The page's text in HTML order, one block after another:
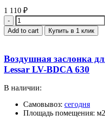
1 110 ₽
Quantity
Add to cart Купить в 1 клик
Воздушная заслонка
Lessar LV-BDCA 630
В наличии:
Самовывоз: сегодня
Площадь помещения: м2